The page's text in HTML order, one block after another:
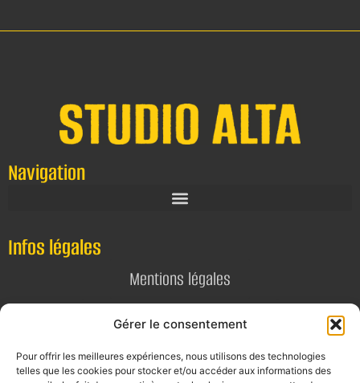
Gérer le consentement
Pour offrir les meilleures expériences, nous utilisons des technologies
telles que les cookies pour stocker et/ou accéder aux informations des
Navigation
Infos légales
Mentions légales
Politique de confidentialité
Contact